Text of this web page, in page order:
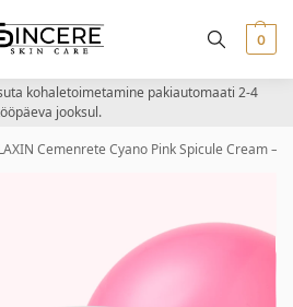
0
kohaletoimetamine pakiautomaati 2-4
jooksul.
Cemenrete Cyano Pink Spicule Cream –